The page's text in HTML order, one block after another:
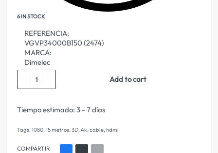
6 IN STOCK
REFERENCIA:
VGVP34000B150 (2474)
MARCA:
Dimelec
Add to cart
Tiempo estimado: 3 - 7 días
Tags: 1080,15 metros,3D,4k,cable,hdmi
COMPARTIR